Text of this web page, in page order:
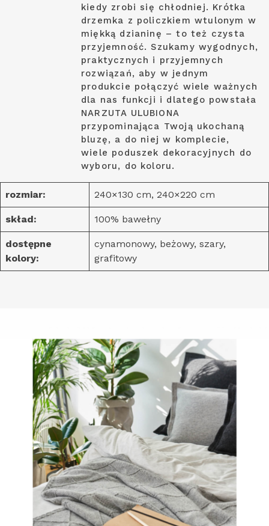
kiedy zrobi się chłodniej. Krótka
drzemka z policzkiem wtulonym w
miękką dzianinę – to też czysta
przyjemność. Szukamy wygodnych,
praktycznych i przyjemnych
rozwiązań, aby w jednym
produkcie połączyć wiele ważnych
dla nas funkcji i dlatego powstała
NARZUTA ULUBIONA
przypominająca Twoją ukochaną
bluzę, a do niej w komplecie,
wiele poduszek dekoracyjnych do
wyboru, do koloru.
rozmiar: 240×130 cm, 240×220 cm
skład: 100% bawełny
dostępne
kolory:
cynamonowy, beżowy, szary,
grafitowy